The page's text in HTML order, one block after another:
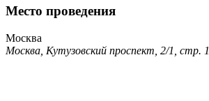
Место проведения
Москва
Москва, Кутузовский проспект, 2/1, стр. 1